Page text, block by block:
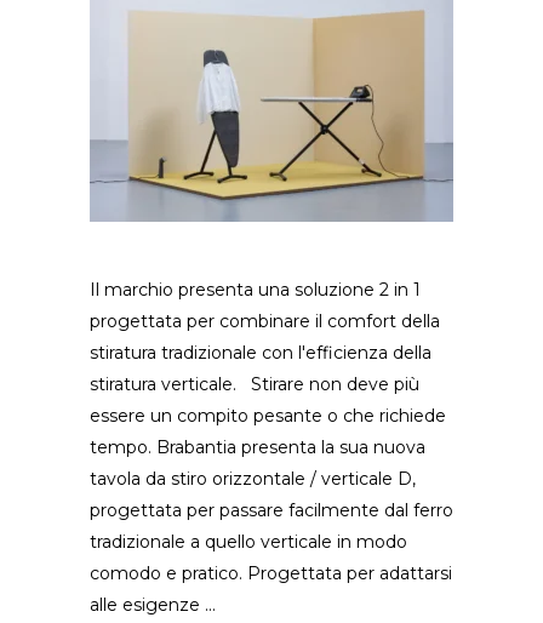
Il marchio presenta una soluzione 2 in 1
progettata per combinare il comfort della
stiratura tradizionale con l'efficienza della
stiratura verticale. Stirare non deve più
essere un compito pesante o che richiede
tempo. Brabantia presenta la sua nuova
tavola da stiro orizzontale / verticale D,
progettata per passare facilmente dal ferro
tradizionale a quello verticale in modo
comodo e pratico. Progettata per adattarsi
alle esigenze